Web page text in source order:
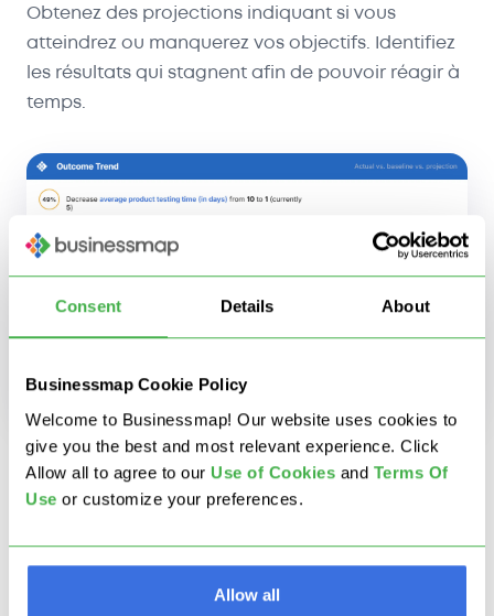
Consent Details About
Businessmap Cookie Policy
Welcome to Businessmap! Our website uses cookies to
give you the best and most relevant experience. Click
Allow all to agree to our Use of Cookies and Terms Of
Use or customize your preferences.
Allow all
Obtenez des projections indiquant si vous
atteindrez ou manquerez vos objectifs. Identifiez
les résultats qui stagnent afin de pouvoir réagir à
temps.